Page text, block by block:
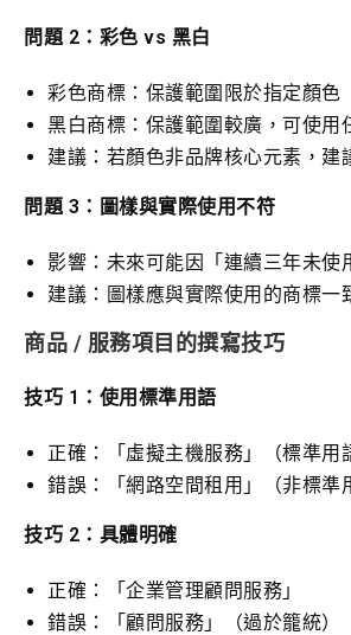
問題 2：彩色 vs 黑白
彩色商標：保護範圍限於指定顏色
黑白商標：保護範圍較廣，可使用
建議：若顏色非品牌核心元素，建
問題 3：圖樣與實際使用不符
影響：未來可能因「連續三年未使
建議：圖樣應與實際使用的商標一
商品 / 服務項目的撰寫技巧
技巧 1：使用標準用語
正確：「虛擬主機服務」（標準用
錯誤：「網路空間租用」（非標準
技巧 2：具體明確
正確：「企業管理顧問服務」
錯誤：「顧問服務」（過於籠統）